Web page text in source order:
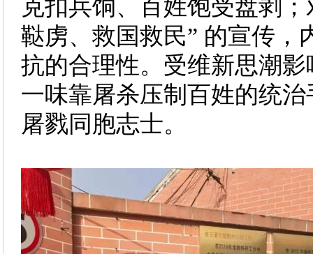
克扣兵饷、百姓饱受盘剥
鞑虏、救国救民” 的宣传，
抗的合理性。受维新思潮
一味靠屠杀压制百姓的统
屠戮同胞志士。